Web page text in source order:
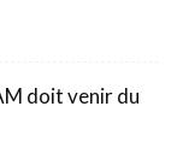
doit venir du